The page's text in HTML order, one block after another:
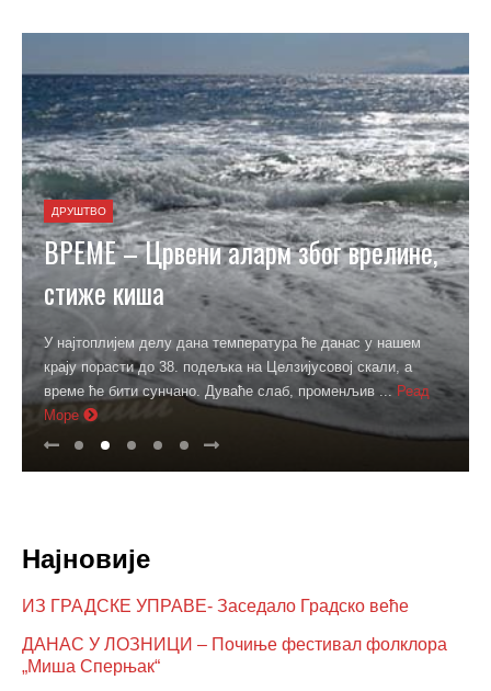
ДРУШТВО
ВРЕМЕ – Црвени аларм због врелине,
стиже киша
У најтоплијем делу дана температура ће данас у нашем
крају порасти до 38. подељка на Целзијусовој скали, а
време ће бити сунчано. Дуваће слаб, променљив ... Реад
Море
Најновије
ИЗ ГРАДСКЕ УПРАВЕ- Заседало Градско веће
ДАНАС У ЛОЗНИЦИ – Почиње фестивал фолклора
„Миша Сперњак“